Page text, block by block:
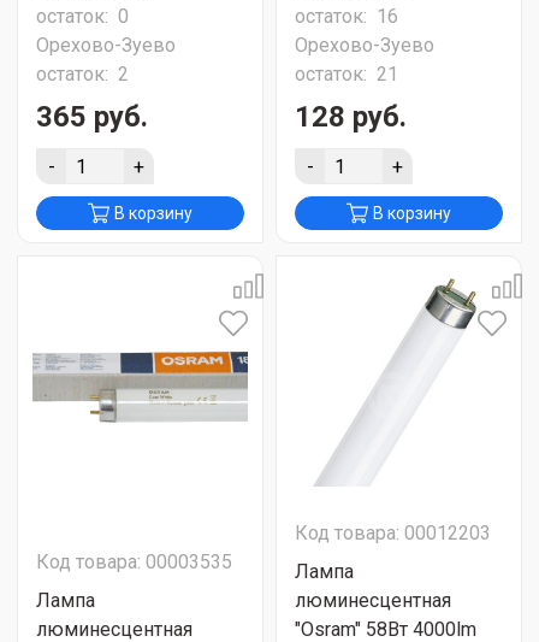
остаток: 0
Орехово-Зуево
остаток: 2
365 руб.
- +
В корзину
остаток: 16
Орехово-Зуево
остаток: 21
128 руб.
- +
В корзину
Код товара: 00003535
Лампа
люминесцентная
Код товара: 00012203
Лампа
люминесцентная
"Osram" 58Вт 4000lm